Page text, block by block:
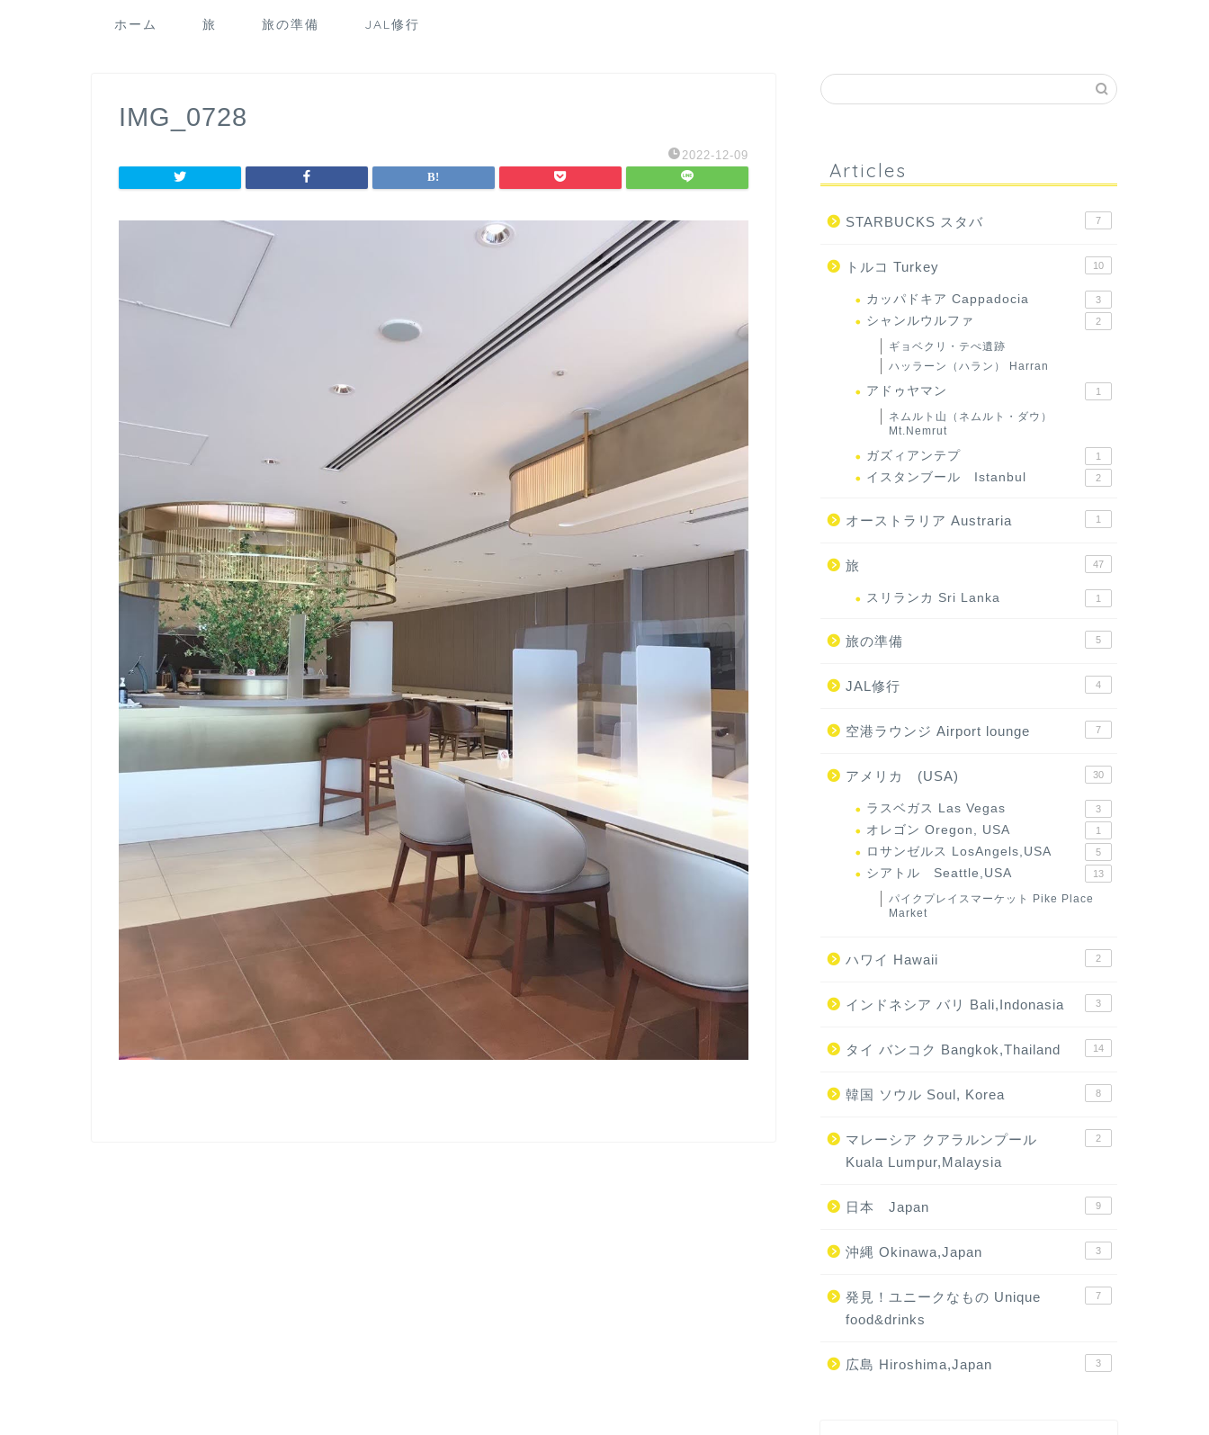
ホーム 旅 旅の準備 JAL修行
IMG_0728
2022-12-09
Articles
STARBUCKS スタバ 7
トルコ Turkey 10
カッパドキア Cappadocia 3
シャンルウルファ 2
ギョベクリ・テぺ遺跡
ハッラーン（ハラン） Harran
アドゥヤマン 1
ネムルト山（ネムルト・ダウ）
Mt.Nemrut
ガズィアンテプ 1
イスタンブール Istanbul 2
オーストラリア Austraria 1
旅 47
スリランカ Sri Lanka 1
旅の準備 5
JAL修行 4
空港ラウンジ Airport lounge 7
アメリカ (USA) 30
ラスベガス Las Vegas 3
オレゴン Oregon, USA 1
ロサンゼルス LosAngels,USA 5
シアトル Seattle,USA 13
パイクプレイスマーケット Pike Place
Market
ハワイ Hawaii 2
インドネシア バリ Bali,Indonasia 3
タイ バンコク Bangkok,Thailand 14
韓国 ソウル Soul, Korea 8
マレーシア クアラルンプール
Kuala Lumpur,Malaysia
2
日本 Japan 9
沖縄 Okinawa,Japan 3
発見！ユニークなもの Unique
food&drinks
7
広島 Hiroshima,Japan 3